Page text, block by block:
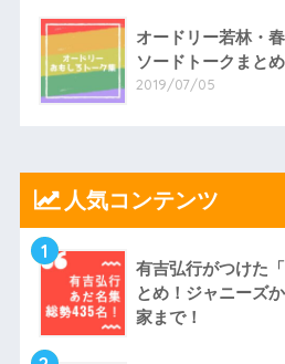
オードリー若林・
ソードトークまとめ
2019/07/05
人気コンテンツ
1
有吉弘行がつけた
とめ！ジャニーズ
家まで！